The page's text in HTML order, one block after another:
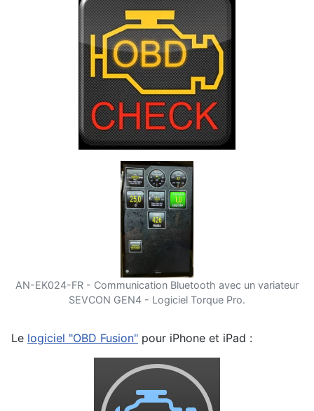
AN-EK024-FR - Communication Bluetooth avec un variateur
SEVCON GEN4 - Logiciel Torque Pro.
Le logiciel "OBD Fusion" pour iPhone et iPad :